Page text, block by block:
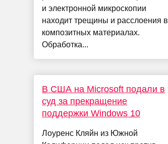
и электронной микроскопии
находит трещины и расслоения в
композитных материалах.
Обработка...
В США на Microsoft подали в
суд за прекращение
поддержки Windows 10
Лоуренс Кляйн из Южной